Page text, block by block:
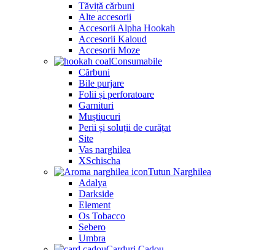
Tăviță cărbuni
Alte accesorii
Accesorii Alpha Hookah
Accesorii Kaloud
Accesorii Moze
Consumabile
Cărbuni
Bile purjare
Folii și perforatoare
Garnituri
Muștiucuri
Perii și soluții de curățat
Site
Vas narghilea
XSchischa
Tutun Narghilea
Adalya
Darkside
Element
Os Tobacco
Sebero
Umbra